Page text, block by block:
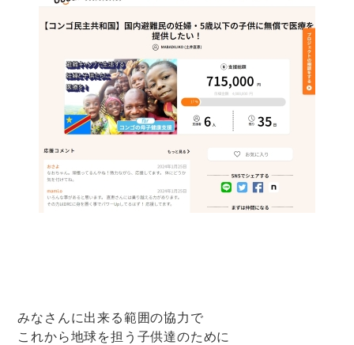
みなさんに出来る範囲の協力で
これから地球を担う子供達のために